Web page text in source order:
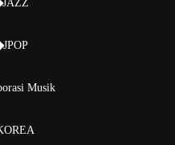
JAZZ
JPOP
Musik